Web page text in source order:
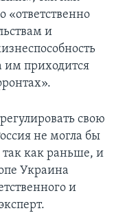
«ответственно
и
им приходится
свою
не могла бы
как раньше, и
Украина
и